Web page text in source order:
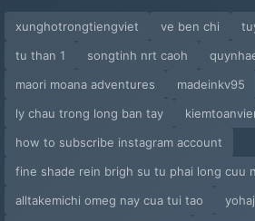
Chương 37
Chương 39
Chương 40: Phiên Ngoại 1 (Chúc
Chương 41: Phiên Ngoại 2
xunghotrongtiengviet ve ben chi
tu than 1
songtinh nrt caoh
maori moana adventures
madeinkv95
ly chau trong long ban tay
how to subscribe instagram account
fine shade rein brigh su tu phai long cuu
alltakemichi omeg nay cua tui tao